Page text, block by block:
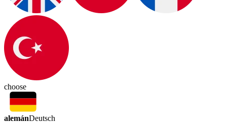
choose
alemánDeutsch